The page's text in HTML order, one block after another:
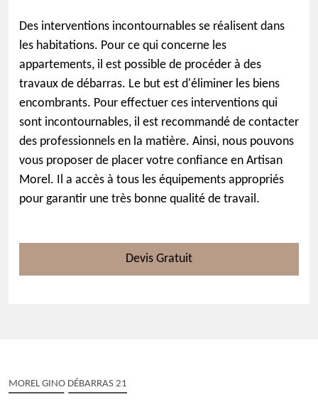
Des interventions incontournables se réalisent dans
les habitations. Pour ce qui concerne les
appartements, il est possible de procéder à des
travaux de débarras. Le but est d'éliminer les biens
encombrants. Pour effectuer ces interventions qui
sont incontournables, il est recommandé de contacter
des professionnels en la matière. Ainsi, nous pouvons
vous proposer de placer votre confiance en Artisan
Morel. Il a accès à tous les équipements appropriés
pour garantir une très bonne qualité de travail.
Devis Gratuit
MOREL GINO DÉBARRAS 21